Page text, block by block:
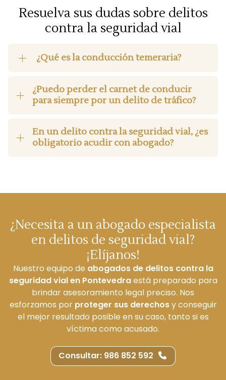
Resuelva sus dudas sobre delitos
contra la seguridad vial
¿Qué es la conducción temeraria?
¿Puedo perder el carnet de conducir
para siempre por un delito de tráfico?
En un delito contra la seguridad vial, ¿es
obligatorio acudir con abogado?
¿Necesita a un abogado especialista
en delitos de seguridad vial?
¡Elíjanos!
Nuestro equipo de abogados de delitos contra la
seguridad vial en Pontevedraestá preparado para
brindar asesoramiento legal preciso. Nos
esforzamos por proteger sus derechosy conseguir
el mejor resultado posible en su caso, tanto si es
víctima como acusado.
Consultar: 986 852 592